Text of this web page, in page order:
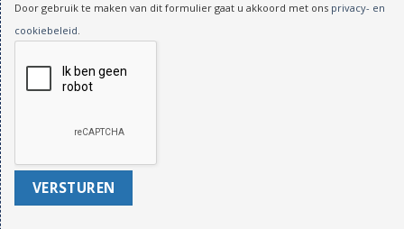
Door gebruik te maken van dit formulier gaat u akkoord met ons privacy- en
cookiebeleid.